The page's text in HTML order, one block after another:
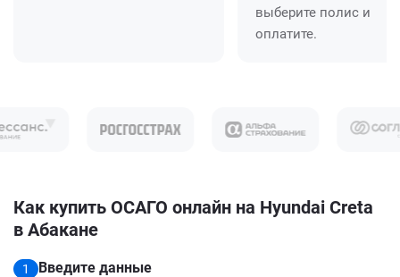
выберите полис и
оплатите.
Как купить ОСАГО онлайн на Hyundai Creta
в Абакане
1
Введите данные